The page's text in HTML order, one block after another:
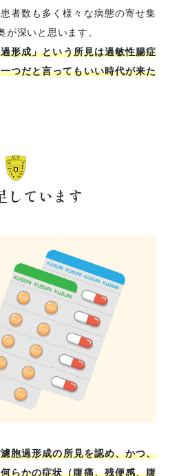
者数も多く様々な病態の寄せ集
深いと思います。
形成」という所見は過敏性腸症
つだと言ってもいい時代が来た
しています
胞過形成の所見を認め、かつ、
らかの症状（腹痛、残便感、腹